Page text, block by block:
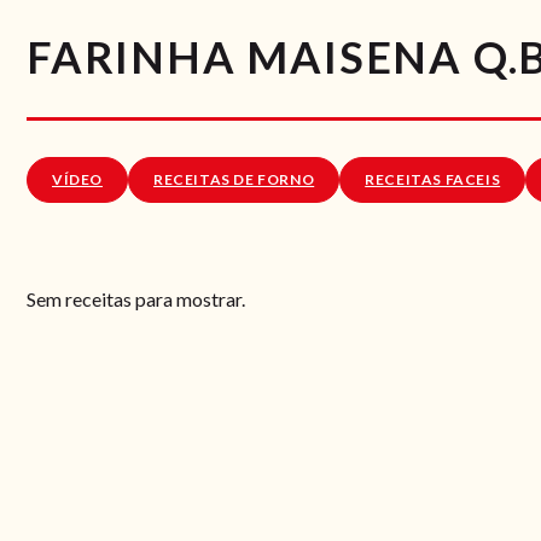
FARINHA MAISENA
VÍDEO RECEITAS DE FORNO RECEITAS FACEIS
Sem receitas para mostrar.